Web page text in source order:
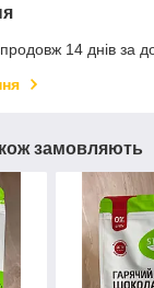
14 днів за
замовляють